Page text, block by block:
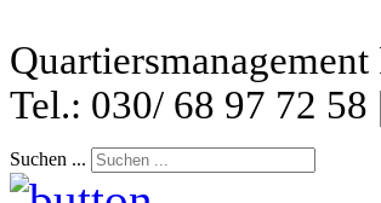
Tel.: 030/ 68 97 72 58
Suchen ...